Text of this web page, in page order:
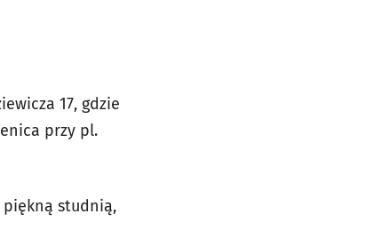
17, gdzie
przy pl.
piękną studnią,